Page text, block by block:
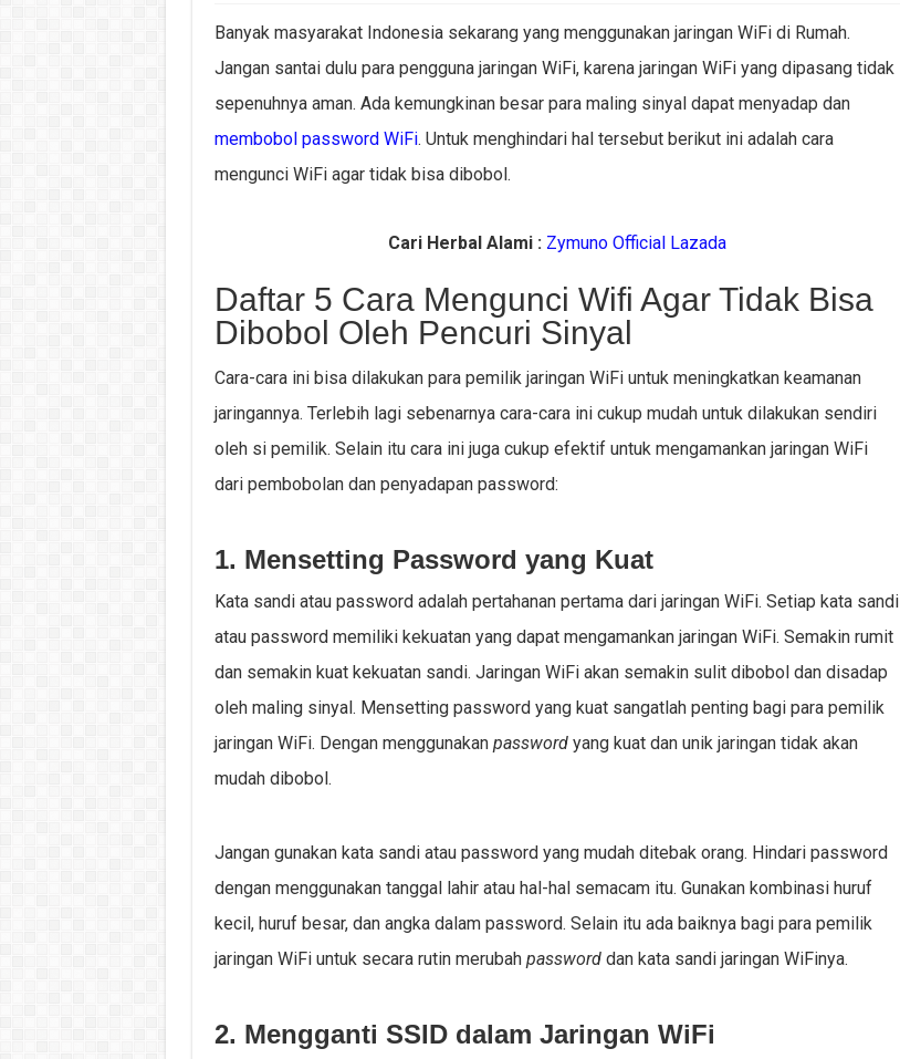
Banyak masyarakat Indonesia sekarang yang menggunakan jaringan WiFi di Rumah.
Jangan santai dulu para pengguna jaringan WiFi, karena jaringan WiFi yang dipasang tidak
sepenuhnya aman. Ada kemungkinan besar para maling sinyal dapat menyadap dan
membobol password WiFi. Untuk menghindari hal tersebut berikut ini adalah cara
mengunci WiFi agar tidak bisa dibobol.
Cari Herbal Alami : Zymuno Official Lazada
Daftar 5 Cara Mengunci Wifi Agar Tidak Bisa
Dibobol Oleh Pencuri Sinyal
Cara-cara ini bisa dilakukan para pemilik jaringan WiFi untuk meningkatkan keamanan
jaringannya. Terlebih lagi sebenarnya cara-cara ini cukup mudah untuk dilakukan sendiri
oleh si pemilik. Selain itu cara ini juga cukup efektif untuk mengamankan jaringan WiFi
dari pembobolan dan penyadapan password:
1. Mensetting Password yang Kuat
Kata sandi atau password adalah pertahanan pertama dari jaringan WiFi. Setiap kata sandi
atau password memiliki kekuatan yang dapat mengamankan jaringan WiFi. Semakin rumit
dan semakin kuat kekuatan sandi. Jaringan WiFi akan semakin sulit dibobol dan disadap
oleh maling sinyal. Mensetting password yang kuat sangatlah penting bagi para pemilik
jaringan WiFi. Dengan menggunakan passwordyang kuat dan unik jaringan tidak akan
mudah dibobol.
Jangan gunakan kata sandi atau password yang mudah ditebak orang. Hindari password
dengan menggunakan tanggal lahir atau hal-hal semacam itu. Gunakan kombinasi huruf
kecil, huruf besar, dan angka dalam password. Selain itu ada baiknya bagi para pemilik
jaringan WiFi untuk secara rutin merubah passworddan kata sandi jaringan WiFinya.
2. Mengganti SSID dalam Jaringan WiFi